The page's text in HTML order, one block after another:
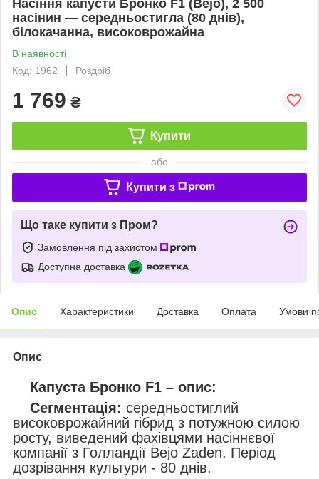
Насіння капусти Бронко F1 (Bejo), 2 500
насінин — середньостигла (80 днів),
білокачанна, високоврожайна
В наявності
Код: 1962
Роздріб
1 769 ₴
Купити
або
Купити з
Що таке купити з Пром?
Замовлення під захистом
Доступна доставка
Опис Характеристики Доставка Оплата Умови
Опис
Капуста Бронко F1 – опис:
Сегментація: середньостиглий
високоврожайний гібрид з потужною силою
росту, виведений фахівцями насіннєвої
компанії з Голландії Bejo Zaden. Період
дозрівання культури - 80 днів.